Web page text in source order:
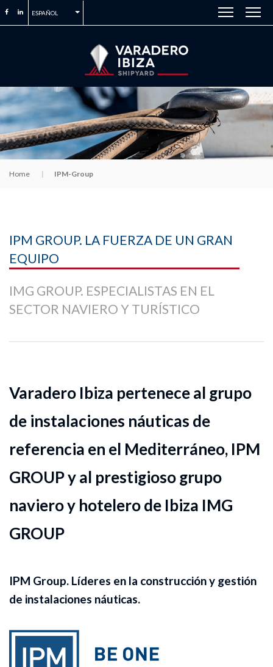
ESPAÑOL
Home IPM-Group
IPM GROUP. LA FUERZA DE UN GRAN
EQUIPO
IMG GROUP. ESPECIALISTAS EN EL
SECTOR NAVIERO Y TURÍSTICO
Varadero Ibiza pertenece al grupo
de instalaciones náuticas de
referencia en el Mediterráneo, IPM
GROUP y al prestigioso grupo
naviero y hotelero de Ibiza IMG
GROUP
IPM Group. Líderes en la construcción y gestión
de instalaciones náuticas.